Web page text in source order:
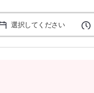
選択してください